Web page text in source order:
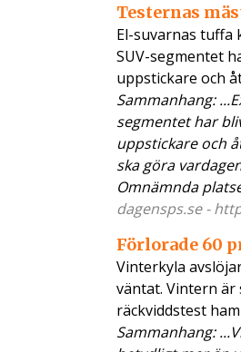
Testernas
El-suvarnas tuffa
SUV-segmentet
uppstickare och
Sammanhang:
segmentet har
uppstickare och
ska göra
Omnämnda
dagensps.se -
Förlorade 60
Vinterkyla
väntat. Vintern är
räckviddstest
Sammanhang: